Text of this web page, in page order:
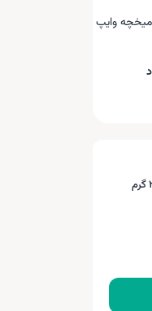
وایپ کورن 40%